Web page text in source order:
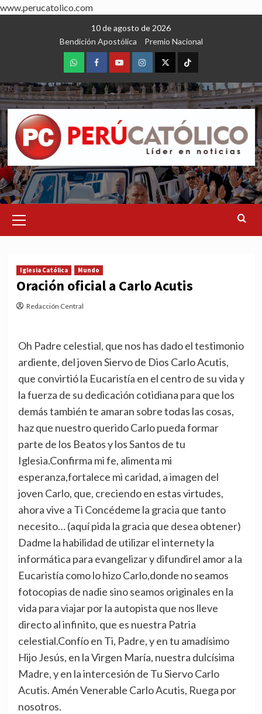
www.perucatolico.com
10 de agosto de 2026
Bendición Apostólica
Premio Nacional
WhatsAppFacebookYoutubeInstagram
X TikTok
Menu
Iglesia Católica Mundo
Oración oficial a Carlo Acutis
Redacción Central
Oh Padre celestial, que nos has dado el testimonio
ardiente, del joven Siervo de Dios Carlo Acutis,
que convirtió la Eucaristía en el centro de su vida y
la fuerza de su dedicación cotidiana para que los
demás también te amaran sobre todas las cosas,
haz que nuestro querido Carlo pueda formar
parte de los Beatos y los Santos de tu
Iglesia.Confirma mi fe, alimenta mi
esperanza,fortalece mi caridad, a imagen del
joven Carlo, que, creciendo en estas virtudes,
ahora vive a Ti Concédeme la gracia que tanto
necesito… (aquí pida la gracia que desea obtener)
Dadme la habilidad de utilizar el internety la
informática para evangelizar y difundirel amor a la
Eucaristía como lo hizo Carlo,donde no seamos
fotocopias de nadie sino seamos originales en la
vida para viajar por la autopista que nos lleve
directo al infinito, que es nuestra Patria
celestial.Confío en Ti, Padre, y en tu amadísimo
Hijo Jesús, en la Virgen María, nuestra dulcísima
Madre, y en la intercesión de Tu Siervo Carlo
Acutis. Amén Venerable Carlo Acutis, Ruega por
nosotros.